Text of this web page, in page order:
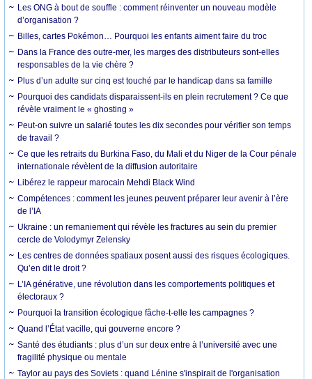
Les ONG à bout de souffle : comment réinventer un nouveau modèle
d’organisation ?
Billes, cartes Pokémon… Pourquoi les enfants aiment faire du troc
Dans la France des outre-mer, les marges des distributeurs sont-elles
responsables de la vie chère ?
Plus d’un adulte sur cinq est touché par le handicap dans sa famille
Pourquoi des candidats disparaissent-ils en plein recrutement ? Ce que
révèle vraiment le « ghosting »
Peut-on suivre un salarié toutes les dix secondes pour vérifier son temps
de travail ?
Ce que les retraits du Burkina Faso, du Mali et du Niger de la Cour pénale
internationale révèlent de la diffusion autoritaire
Libérez le rappeur marocain Mehdi Black Wind
Compétences : comment les jeunes peuvent préparer leur avenir à l’ère
de l’IA
Ukraine : un remaniement qui révèle les fractures au sein du premier
cercle de Volodymyr Zelensky
Les centres de données spatiaux posent aussi des risques écologiques.
Qu’en dit le droit ?
L’IA générative, une révolution dans les comportements politiques et
électoraux ?
Pourquoi la transition écologique fâche-t-elle les campagnes ?
Quand l’État vacille, qui gouverne encore ?
Santé des étudiants : plus d’un sur deux entre à l’université avec une
fragilité physique ou mentale
Taylor au pays des Soviets : quand Lénine s'inspirait de l'organisation